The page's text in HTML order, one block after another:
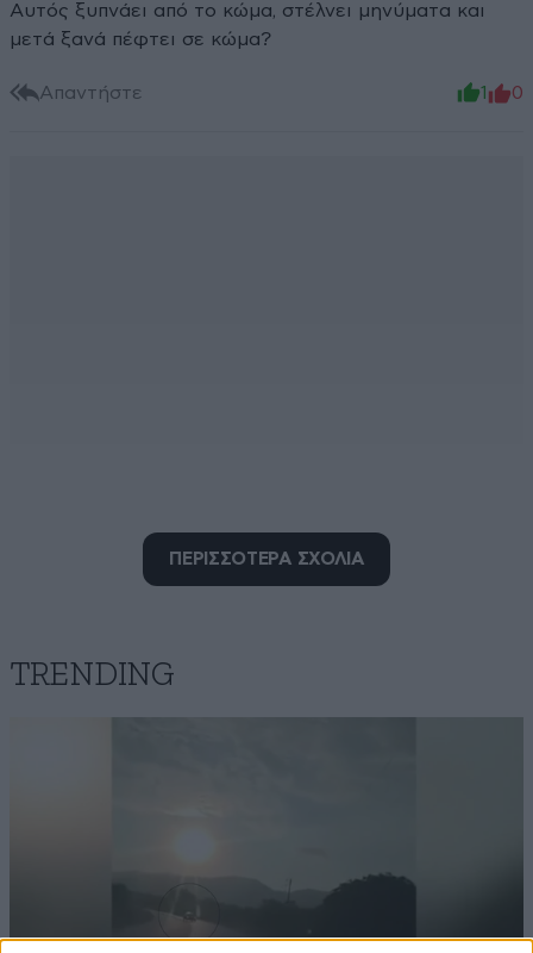
Αυτός ξυπνάει από το κώμα, στέλνει μηνύματα και
μετά ξανά πέφτει σε κώμα?
Απαντήστε 1 0
ο μο τζάμπα μάγκας 10·04·2026 08:03
ποιος πουλαει πετρελαιο για τα παπορια αεροπλανα
τανκς και καμιονια του σκυλου της εφταφωτης;;;
ΠΕΡΙΣΣΟΤΕΡΑ ΣΧΟΛΙΑ
TRENDING